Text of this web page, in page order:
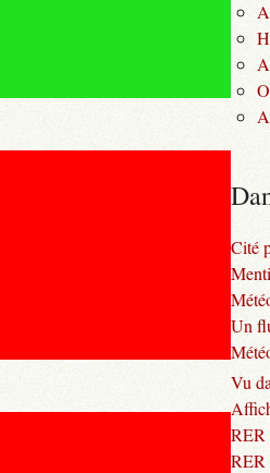
Cité
Un
Vu
RER
RER